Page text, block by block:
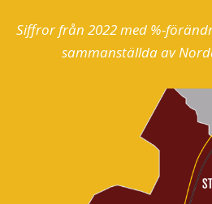
Siffror från 2022 med %-
sammanställda av